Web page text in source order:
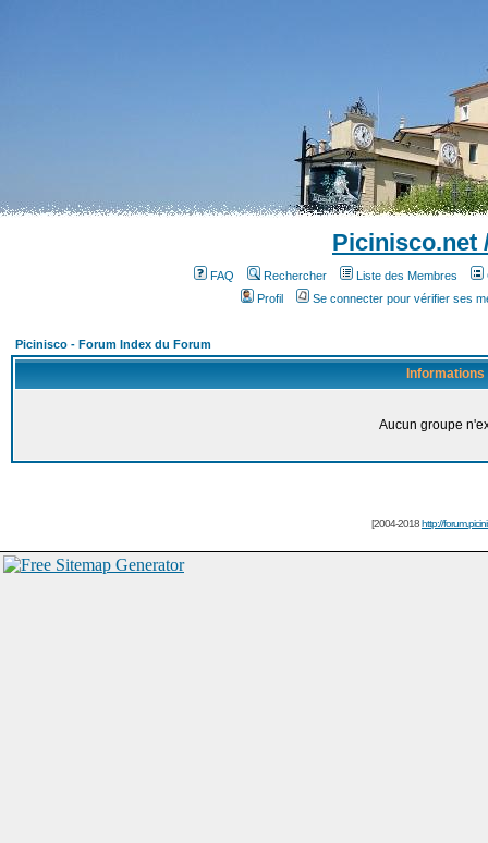
Picinisco.net
FAQ Rechercher Liste des Membres
Profil
Se connecter pour vérifier ses
Picinisco - Forum Index du Forum
Informations
Aucun groupe
[2004-2018http://